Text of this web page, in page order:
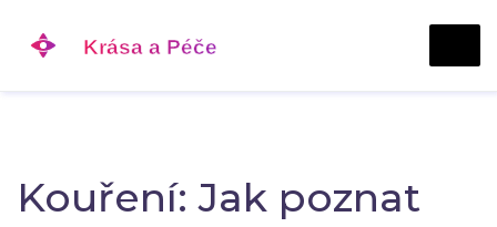
Kouření: Jak poznat